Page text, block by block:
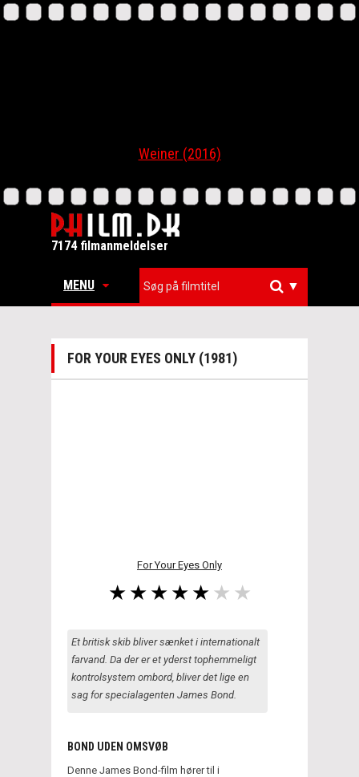
Weiner (2016)
7174 filmanmeldelser
MENU ▼
FOR YOUR EYES ONLY (1981)
For Your Eyes Only
Et britisk skib bliver sænket i internationalt
farvand. Da der er et yderst tophemmeligt
kontrolsystem ombord, bliver det lige en
sag for specialagenten James Bond.
BOND UDEN OMSVØB
Denne James Bond-film hører til i